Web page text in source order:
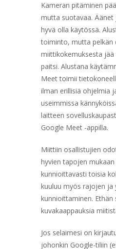
Kameran pitäminen
mutta suotavaa.
hyvä olla käytössä.
toiminto, mutta pelkän
miittikokemuksesta
paitsi. Alustana
Meet toimii
ilman erillisiä ohjelmia
useimmissa
laitteen
Google Meet -appilla.
Miittiin osallistujien
hyvien tapojen
kunnioittavasti toisia
kuuluu myös rajojen ja
kunnioittaminen. Ethän
kuvakaappauksia
Jos selaimesi on
johonkin Google-tiliin